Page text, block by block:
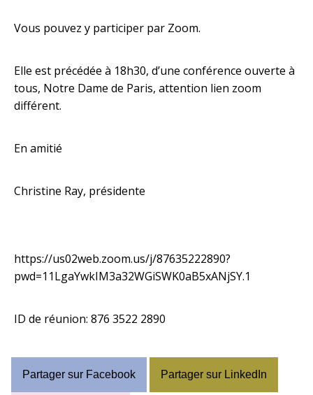
Vous pouvez y participer par Zoom.
Elle est précédée à 18h30, d’une conférence ouverte à
tous, Notre Dame de Paris, attention lien zoom
différent.
En amitié
Christine Ray, présidente
https://us02web.zoom.us/j/87635222890?
pwd=11LgaYwkIM3a32WGiSWK0aB5xANjSY.1
ID de réunion: 876 3522 2890
Partager sur Facebook Partager sur LinkedIn